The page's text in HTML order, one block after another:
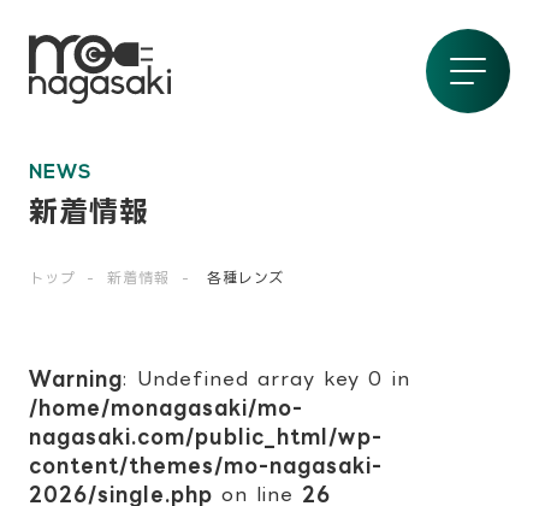
NEWS
新着情報
トップ 新着情報 各種レンズ
Warning: Undefined array key 0 in
/home/monagasaki/mo-
nagasaki.com/public_html/wp-
content/themes/mo-nagasaki-
2026/single.php on line 26